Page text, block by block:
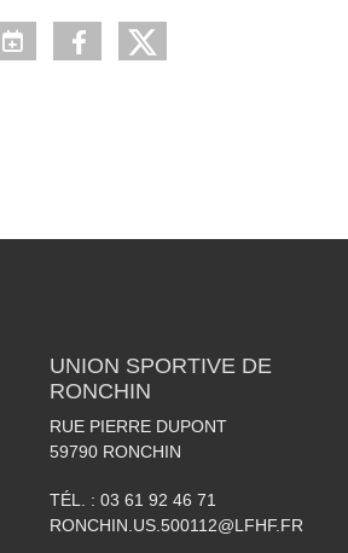
UNION SPORTIVE DE
RONCHIN
RUE PIERRE DUPONT
59790 RONCHIN
TÉL. : 03 61 92 46 71
RONCHIN.US.500112@LFHF.FR